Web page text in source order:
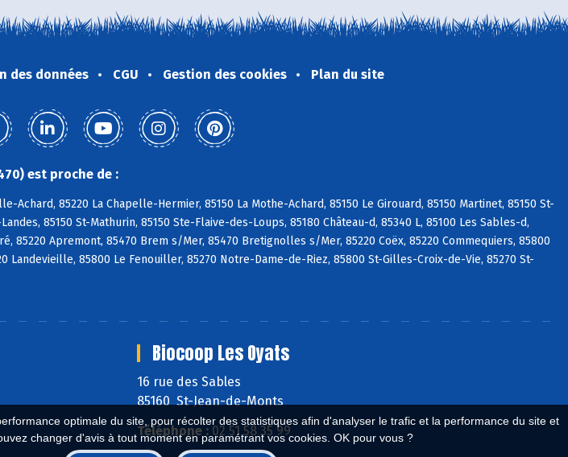
optimale du site, pour récolter des statistiques afin d'analyser le trafic et la performance du site et
changer d'avis à tout moment en paramétrant vos cookies. OK pour vous ?
des données CGU Gestion des cookies Plan du site
est proche de :
Achard, 85220 La Chapelle-Hermier, 85150 La Mothe-Achard, 85150 Le Girouard, 85150 Martinet, 85150 St-
85150 St-Mathurin, 85150 Ste-Flaive-des-Loups, 85180 Château-d, 85340 L, 85100 Les Sables-d,
85220 Apremont, 85470 Brem s/Mer, 85470 Bretignolles s/Mer, 85220 Coëx, 85220 Commequiers, 85800
Landevieille, 85800 Le Fenouiller, 85270 Notre-Dame-de-Riez, 85800 St-Gilles-Croix-de-Vie, 85270 St-
Biocoop Les Oyats
16 rue des Sables
85160 St-Jean-de-Monts
Téléphone :02 51 58 35 99